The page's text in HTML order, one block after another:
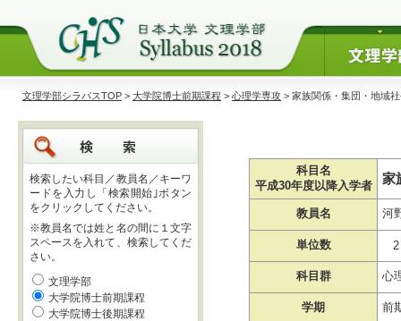
文理学部シラバスTOP > 大学院博士前期課程 > 心理学専攻 > 家族関係・集団・地域
検索したい科目／教員名／キーワ
ードを入力し「検索開始｣ボタン
をクリックしてください。
※教員名では姓と名の間に１文字
スペースを入れて、検索してくだ
さい。
文理学部
大学院博士前期課程
大学院博士後期課程
科目名
平成30年度以降入学者
家
教員名 河
単位数 2
科目群 心
学期 前